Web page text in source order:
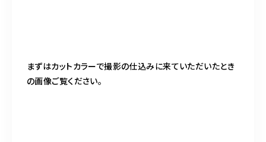
まずはカットカラーで撮影の仕込みに来ていただいたとき
の画像ご覧ください。